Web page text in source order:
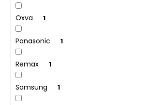
Oxva 1
Panasonic 1
Remax 1
Samsung 1